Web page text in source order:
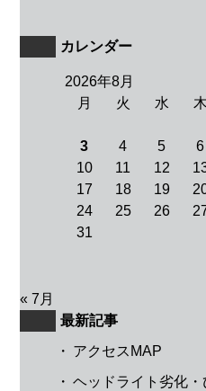
カレンダー
2026年8月
月
火 水 木
3
4 5 6
10
11 12
17
18 19
24
25 26
31
« 7月
最新記事
・ アクセスMAP
・ ヘッドライト劣化